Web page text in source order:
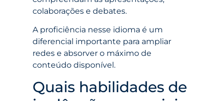
colaborações e debates.
A proficiência nesse idioma é um
diferencial importante para ampliar
redes e absorver o máximo de
conteúdo disponível.
Quais habilidades de